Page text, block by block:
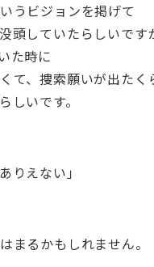
うビジョンを掲げて
頭していたらしいです
た時に
て、捜索願いが出たく
いです。
りえない」
まるかもしれません。